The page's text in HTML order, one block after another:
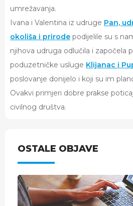
OSTALE OBJAVE
umrežavanja.
Ivana i Valentina iz udruge Pan,
okoliša i prirode podijelile su s
njihova udruga odlučila i započela
poduzetničke usluge Klijanac i
poslovanje donijelo i koji su im
Ovakvi primjeri dobre prakse
civilnog društva.